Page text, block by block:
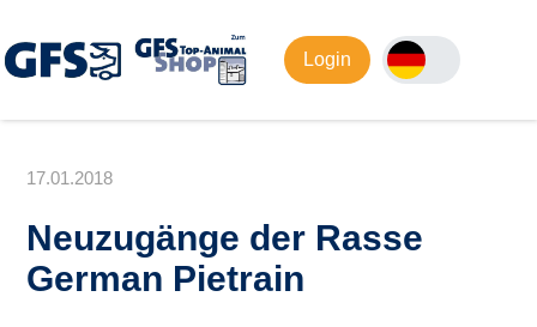
Login
17.01.2018
Neuzugänge der Rasse
German Pietrain